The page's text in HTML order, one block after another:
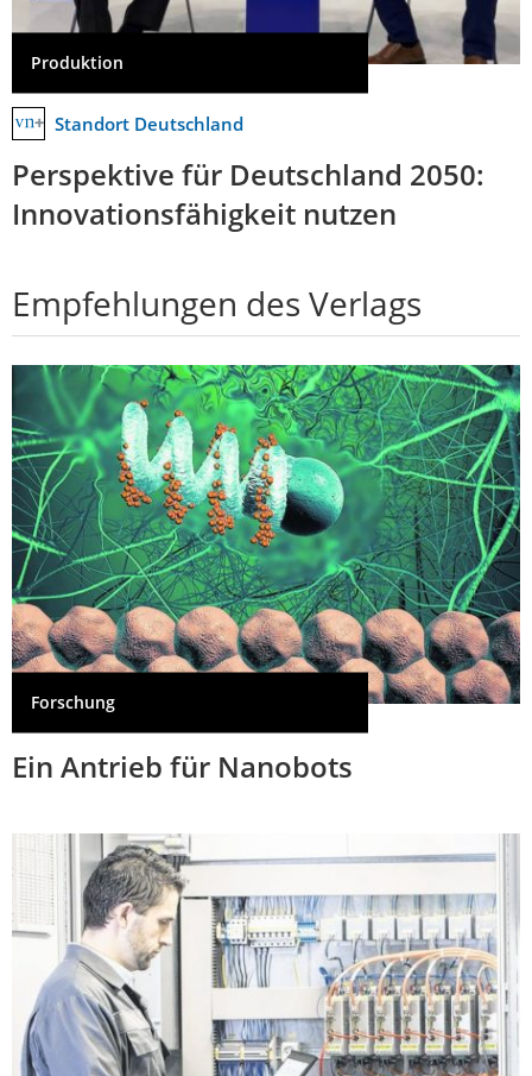
Produktion
Standort Deutschland
Perspektive für Deutschland 2050:
Innovationsfähigkeit nutzen
Empfehlungen des Verlags
Forschung
Ein Antrieb für Nanobots